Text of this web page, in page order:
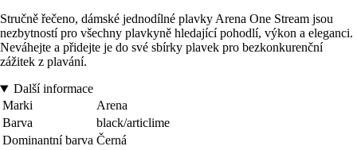
Stručně řečeno, dámské jednodílné plavky Arena One Stream jsou
nezbytností pro všechny plavkyně hledající pohodlí, výkon a eleganci.
Neváhejte a přidejte je do své sbírky plavek pro bezkonkurenční
zážitek z plavání.
Další informace
Marki
Arena
Barva
black/articlime
Dominantní barva Černá